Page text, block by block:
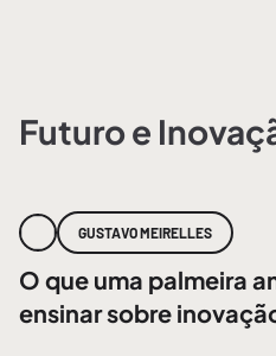
Futuro e
GUSTAVO MEIRELLES
O que uma palmeira
ensinar sobre